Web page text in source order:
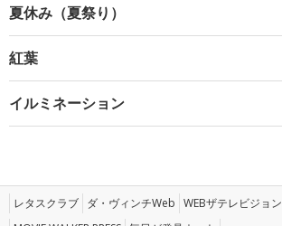
夏休み（夏祭り）
紅葉
イルミネーション
レタスクラブ ダ・ヴィンチWeb WEBザテレビジョン